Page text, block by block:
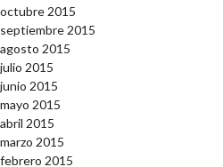
octubre 2015
septiembre 2015
agosto 2015
julio 2015
junio 2015
mayo 2015
abril 2015
marzo 2015
febrero 2015